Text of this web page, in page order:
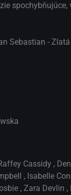
spochybňujúce,
Sebastian -
Cassidy ,
, Isabelle
, Zara Devlin ,